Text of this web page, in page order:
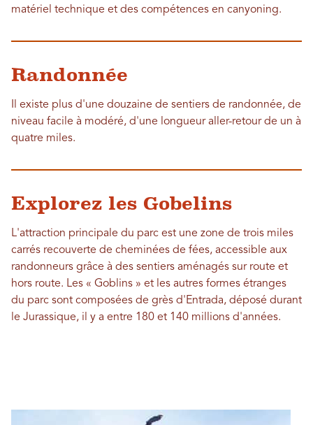
matériel technique et des compétences en canyoning.
Randonnée
Il existe plus d'une douzaine de sentiers de randonnée, de
niveau facile à modéré, d'une longueur aller-retour de un à
quatre miles.
Explorez les Gobelins
L'attraction principale du parc est une zone de trois miles
carrés recouverte de cheminées de fées, accessible aux
randonneurs grâce à des sentiers aménagés sur route et
hors route. Les « Goblins » et les autres formes étranges
du parc sont composées de grès d'Entrada, déposé durant
le Jurassique, il y a entre 180 et 140 millions d'années.